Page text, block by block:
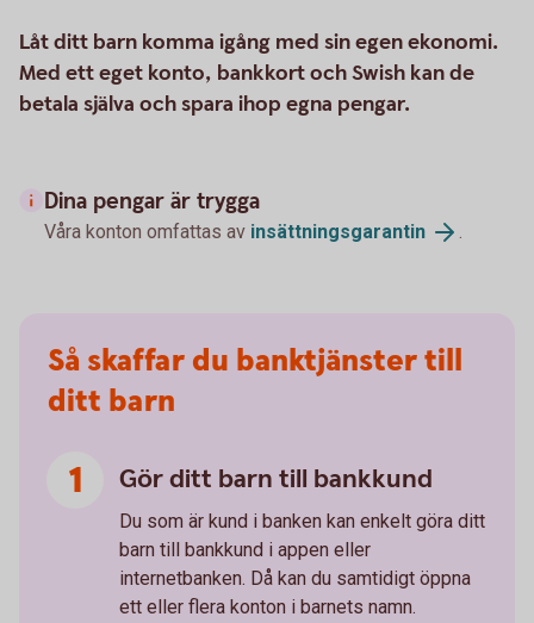
Låt ditt barn komma igång med sin egen ekonomi.
Med ett eget konto, bankkort och Swish kan de
betala själva och spara ihop egna pengar.
Dina pengar är trygga
Våra konton omfattas av insättningsgarantin .
Så skaffar du banktjänster till
ditt barn
Gör ditt barn till bankkund
Du som är kund i banken kan enkelt göra ditt
barn till bankkund i appen eller
internetbanken. Då kan du samtidigt öppna
ett eller flera konton i barnets namn.